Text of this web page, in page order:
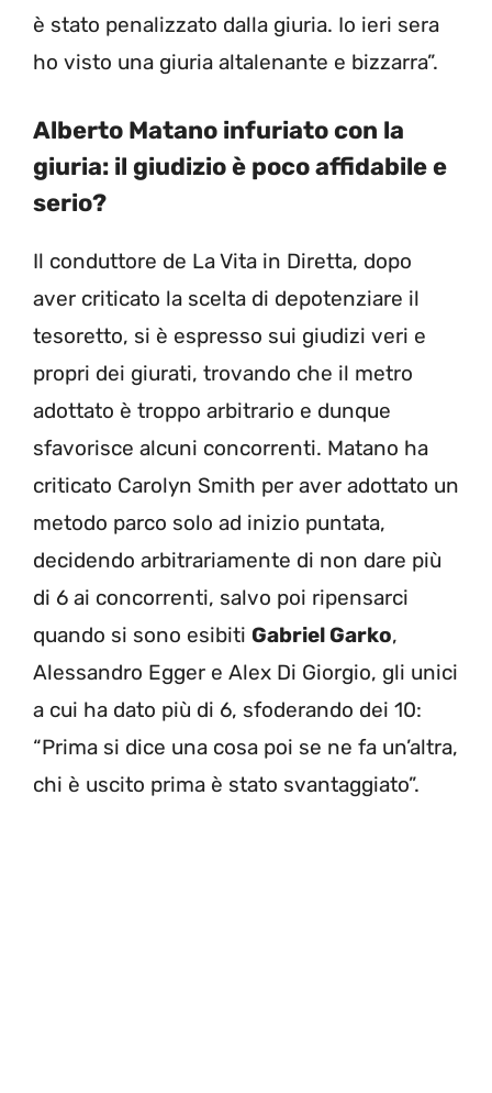
è stato penalizzato dalla giuria. Io ieri sera
ho visto una giuria altalenante e bizzarra”.
Alberto Matano infuriato con la
giuria: il giudizio è poco affidabile e
serio?
Il conduttore de La Vita in Diretta, dopo
aver criticato la scelta di depotenziare il
tesoretto, si è espresso sui giudizi veri e
propri dei giurati, trovando che il metro
adottato è troppo arbitrario e dunque
sfavorisce alcuni concorrenti. Matano ha
criticato Carolyn Smith per aver adottato un
metodo parco solo ad inizio puntata,
decidendo arbitrariamente di non dare più
di 6 ai concorrenti, salvo poi ripensarci
quando si sono esibiti Gabriel Garko,
Alessandro Egger e Alex Di Giorgio, gli unici
a cui ha dato più di 6, sfoderando dei 10:
“Prima si dice una cosa poi se ne fa un’altra,
chi è uscito prima è stato svantaggiato”.